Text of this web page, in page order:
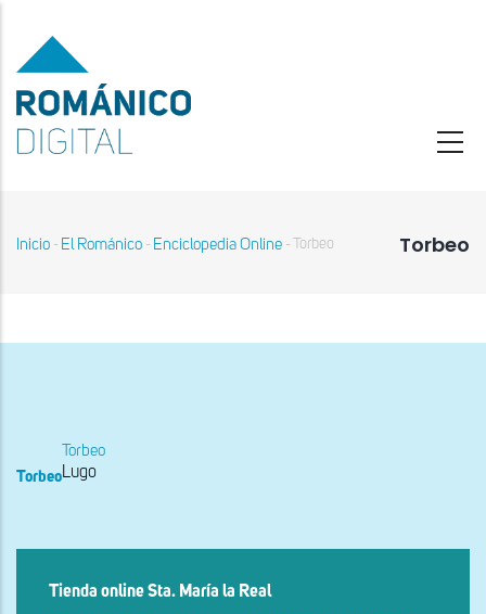
contenido
principal
Torbeo
navegación
Inicio - El Románico - Enciclopedia Online - Torbeo
Torbeo
Torbeo
Lugo
Tienda online Sta. María la Real